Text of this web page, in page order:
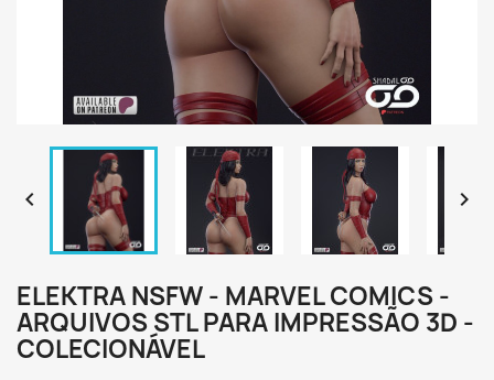
 
ELEKTRA NSFW - MARVEL COMICS -
ARQUIVOS STL PARA IMPRESSÃO 3D -
COLECIONÁVEL